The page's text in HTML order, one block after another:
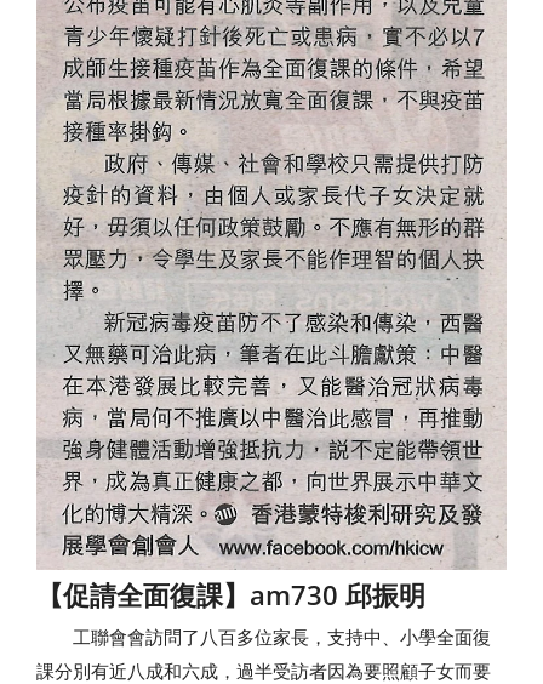
【促請全面復課】am730 邱振明
工聯會會訪問了八百多位家長，支持中、小學全面復
課分別有近八成和六成，過半受訪者因為要照顧子女而要